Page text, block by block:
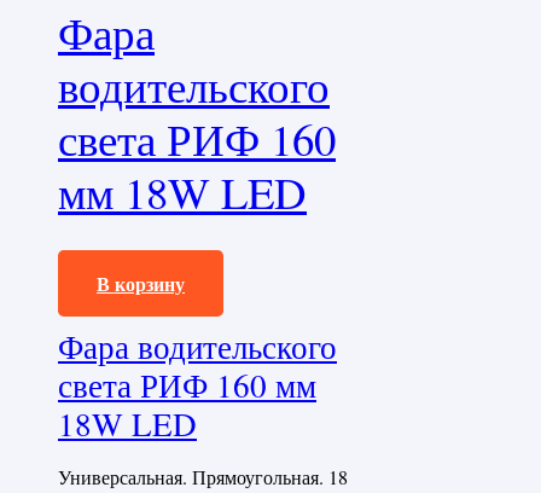
Фара
водительского
света РИФ 160
мм 18W LED
2130,0₽
В корзину
Фара водительского
света РИФ 160 мм
18W LED
Универсальная. Прямоугольная. 18